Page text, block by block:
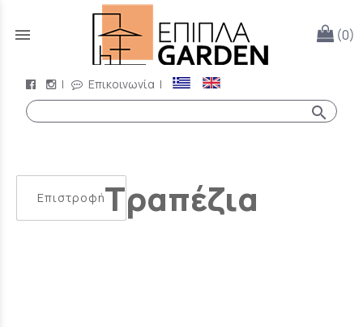
menu (0)
| Επικοινωνία |
search
Τραπέζια
Επιστροφή